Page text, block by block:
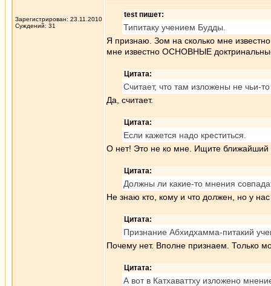
Зарегистрирован: 23.11.2010
Суждений: 31
test пишет:
Типитаку учением Будды.
Я признаю. Зом на сколько мне
мне известно ОСНОВНЫЕ
Цитата:
Считает, что там изложены не чьи-
Да, считает.
Цитата:
Если кажется надо креститься.
О нет! Это не ко мне. Ищите ближайший
Цитата:
Должны ли какие-то мнения
Не знаю кто, кому и что должен, но у
Цитата:
Признание Абхидхамма-питакий
Почему нет. Вполне признаем. Только
Цитата:
А вот в Катхаваттху изложено